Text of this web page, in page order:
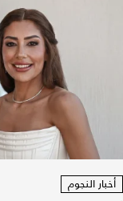
أخبار النجوم